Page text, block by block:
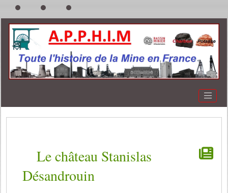
Le château Stanislas
Désandrouin